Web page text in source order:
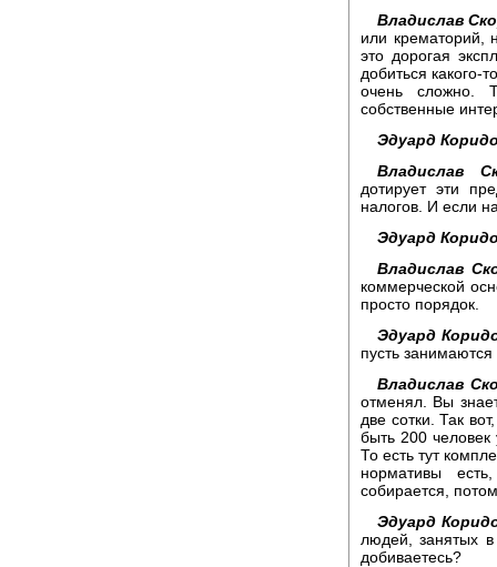
Владислав
или крематорий,
это дорогая
добиться какого-
очень сложно.
собственные
Эдуард
Владислав
дотирует эти
налогов. И если
Эдуард
Владислав
коммерческой
просто порядок.
Эдуард
пусть занимаются
Владислав
отменял. Вы
две сотки. Так
быть 200
То есть тут
нормативы
собирается,
Эдуард
людей, занятых
добиваетесь?